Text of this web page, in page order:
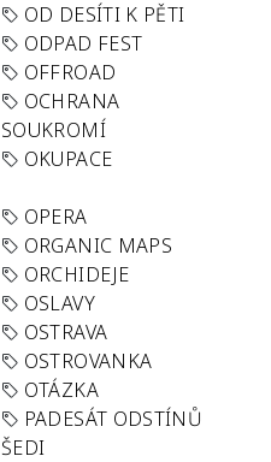
OD DESÍTI K PĚTI
ODPAD FEST
OFFROAD
OCHRANA
SOUKROMÍ
OKUPACE
OPERA
ORGANIC MAPS
ORCHIDEJE
OSLAVY
OSTRAVA
OSTROVANKA
OTÁZKA
PADESÁT ODSTÍNŮ
ŠEDI